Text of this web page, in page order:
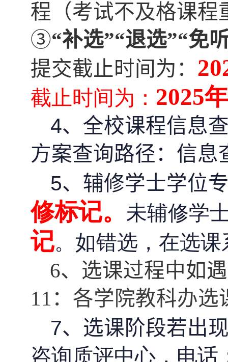
程（考试不及格课程
③“补选”“退选”“免
提交截止时间为：
截止时间为： 2025年
4、全校课程信息
方案查询路径：信息
5、辅修学士学位
修标记。 未辅修学
记。如错选，在选
6、选课过程中如
11：各学院教科办
7、选课阶段若出
咨询质评中心，电话